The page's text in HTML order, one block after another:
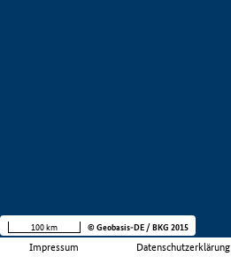
Impressum Datenschutzerklärung
100 km © Geobasis-DE / BKG 2015